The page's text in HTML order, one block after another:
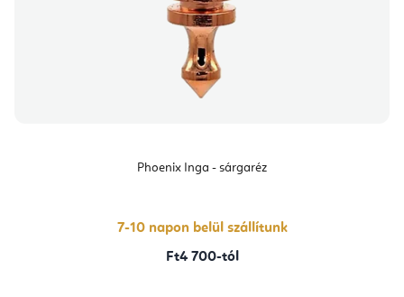
Phoenix Inga - sárgaréz
7-10 napon belül szállítunk
Ft4 700-tól